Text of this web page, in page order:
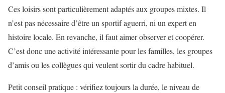
Ces loisirs sont particulièrement adaptés aux groupes mixtes. Il
n’est pas nécessaire d’être un sportif aguerri, ni un expert en
histoire locale. En revanche, il faut aimer observer et coopérer.
C’est donc une activité intéressante pour les familles, les groupes
d’amis ou les collègues qui veulent sortir du cadre habituel.
Petit conseil pratique : vérifiez toujours la durée, le niveau de